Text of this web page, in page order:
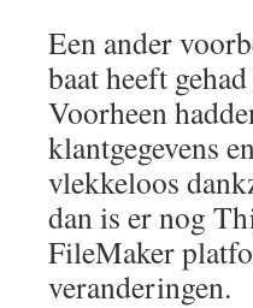
Een ander
baat heeft
Voorheen
klantgegevens
vlekkeloos
dan is er nog
FileMaker
veranderingen.